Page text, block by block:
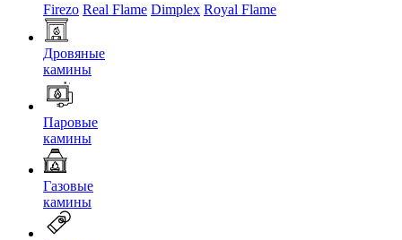
Firezo Real Flame Dimplex Royal Flame
Дровяные
камины
Паровые
камины
Газовые
камины